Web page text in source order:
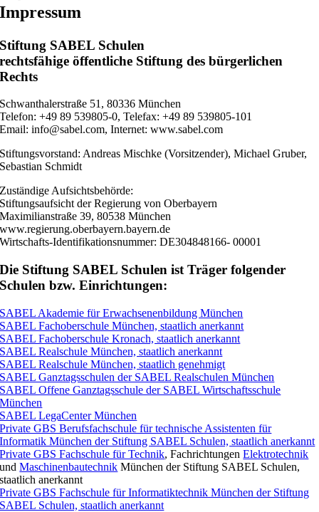
Impressum
Stiftung SABEL Schulen
rechtsfähige öffentliche Stiftung des bürgerlichen
Rechts
Schwanthalerstraße 51, 80336 München
Telefon: +49 89 539805-0, Telefax: +49 89 539805-101
Email: info@sabel.com, Internet: www.sabel.com
Stiftungsvorstand: Andreas Mischke (Vorsitzender), Michael Gruber,
Sebastian Schmidt
Zuständige Aufsichtsbehörde:
Stiftungsaufsicht der Regierung von Oberbayern
Maximilianstraße 39, 80538 München
www.regierung.oberbayern.bayern.de
Wirtschafts-Identifikationsnummer:DE304848166- 00001
Die Stiftung SABEL Schulen ist Träger folgender
Schulen bzw. Einrichtungen:
SABEL Akademie für Erwachsenenbildung München
SABEL Fachoberschule München, staatlich anerkannt
SABEL Fachoberschule Kronach, staatlich anerkannt
SABEL Realschule München, staatlich anerkannt
SABEL Realschule München, staatlich genehmigt
SABEL Ganztagsschulen der SABEL Realschulen München
SABEL Offene Ganztagsschule der SABEL Wirtschaftsschule
München
SABEL LegaCenter München
Private GBS Berufsfachschule für technische Assistenten für
Informatik München der Stiftung SABEL Schulen, staatlich anerkannt
Private GBS Fachschule für Technik, FachrichtungenElektrotechnik
undMaschinenbautechnik München der Stiftung SABEL Schulen,
staatlich anerkannt
Private GBS Fachschule für Informatiktechnik München der Stiftung
SABEL Schulen, staatlich anerkannt